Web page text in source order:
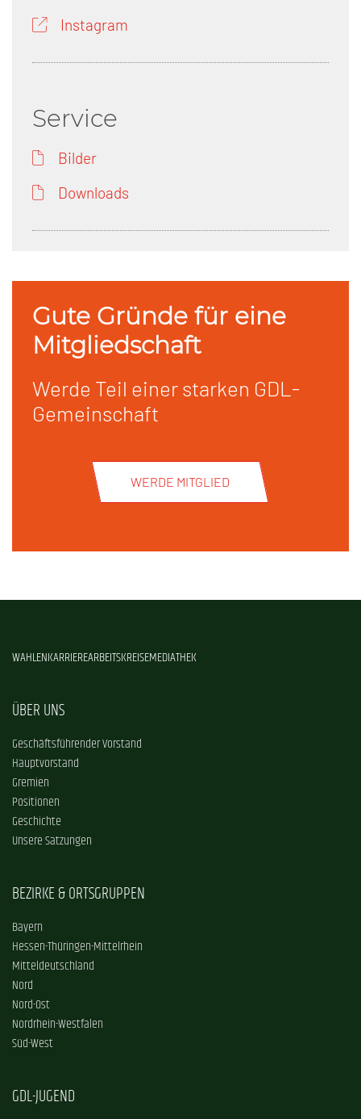
Instagram
Service
Bilder
Downloads
Gute Gründe für eine
Mitgliedschaft
Werde Teil einer starken GDL-
Gemeinschaft
WERDE MITGLIED
WAHLENKARRIEREARBEITSKREISEMEDIATHEK
ÜBER UNS
Geschäftsführender Vorstand
Hauptvorstand
Gremien
Positionen
Geschichte
Unsere Satzungen
BEZIRKE & ORTSGRUPPEN
Bayern
Hessen-Thüringen-Mittelrhein
Mitteldeutschland
Nord
Nord-Ost
Nordrhein-Westfalen
Süd-West
GDL-JUGEND